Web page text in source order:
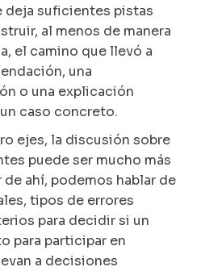
deja suficientes pistas
al menos de manera
el camino que llevó a
una
o una explicación
caso concreto.
ejes, la discusión sobre
puede ser mucho más
de ahí, podemos hablar de
tipos de errores
para decidir si un
para participar en
a decisiones